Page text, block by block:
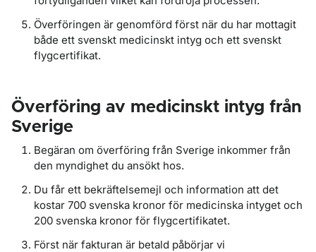
Överföringen är genomförd först när du har mottagit
både ett svenskt medicinskt intyg och ett svenskt
flygcertifikat.
Överföring av medicinskt intyg från
Sverige
Begäran om överföring från Sverige inkommer från
den myndighet du ansökt hos.
Du får ett bekräftelsemejl och information att det
kostar 700 svenska kronor för medicinska intyget och
200 svenska kronor för flygcertifikatet.
Först när fakturan är betald påbörjar vi